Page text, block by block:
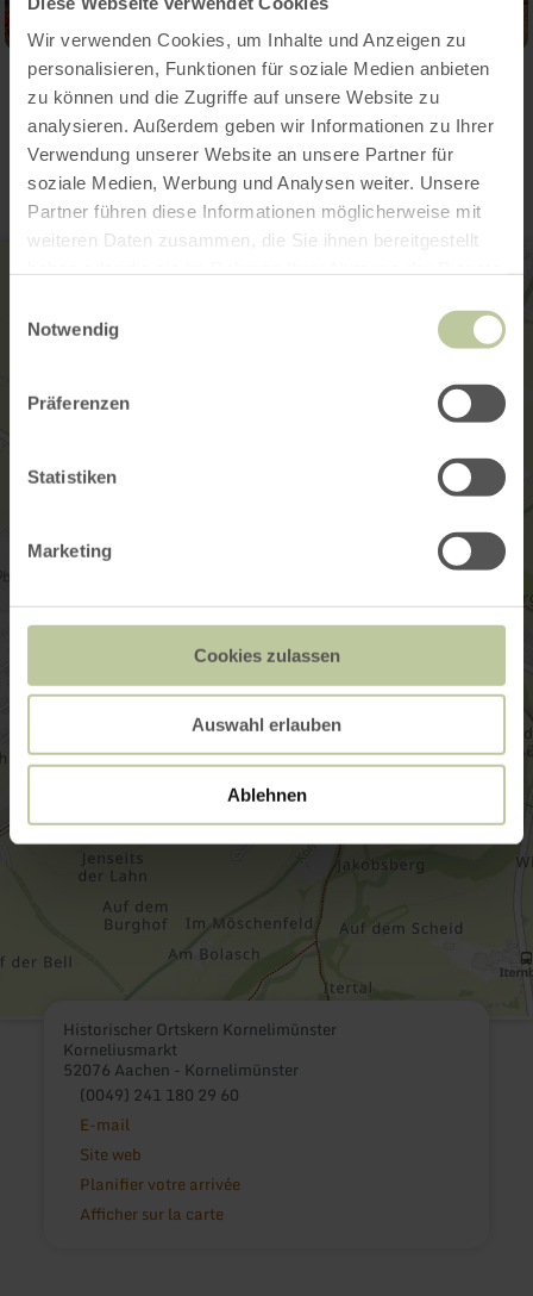
Wir verwenden Cookies, um Inhalte und Anzeigen zu
personalisieren, Funktionen für soziale Medien anbieten
zu können und die Zugriffe auf unsere Website zu
analysieren. Außerdem geben wir Informationen zu Ihrer
Verwendung unserer Website an unsere Partner für
soziale Medien, Werbung und Analysen weiter. Unsere
Partner führen diese Informationen möglicherweise mit
weiteren Daten zusammen, die Sie ihnen bereitgestellt
Notwendig
Präferenzen
Statistiken
Marketing
Cookies zulassen
Auswahl erlauben
Ablehnen
Contact
Historischer Ortskern Kornelimünster
Korneliusmarkt
52076 Aachen - Kornelimünster
(0049) 241 180 29 60
E-mail
Site web
Planifier votre arrivée
Afficher sur la carte